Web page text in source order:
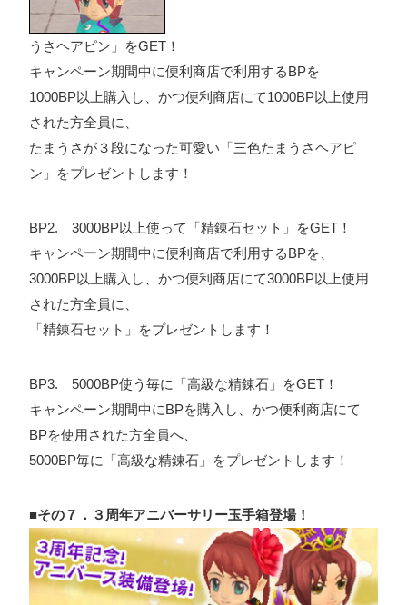
うさヘアピン」をGET！
キャンペーン期間中に便利商店で利用するBPを
1000BP以上購入し、かつ便利商店にて1000BP以上使用
された方全員に、
たまうさが３段になった可愛い「三色たまうさヘアピ
ン」をプレゼントします！
BP2. 3000BP以上使って「精錬石セット」をGET！
キャンペーン期間中に便利商店で利用するBPを、
3000BP以上購入し、かつ便利商店にて3000BP以上使用
された方全員に、
「精錬石セット」をプレゼントします！
BP3. 5000BP使う毎に「高級な精錬石」をGET！
キャンペーン期間中にBPを購入し、かつ便利商店にて
BPを使用された方全員へ、
5000BP毎に「高級な精錬石」をプレゼントします！
■その７．３周年アニバーサリー玉手箱登場！